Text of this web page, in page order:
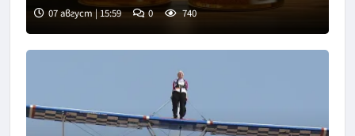
Снимка: goggle
07 август | 15:59 0 740